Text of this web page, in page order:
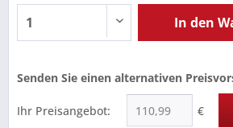
In den
Senden Sie einen alternativen
Ihr Preisangebot: €